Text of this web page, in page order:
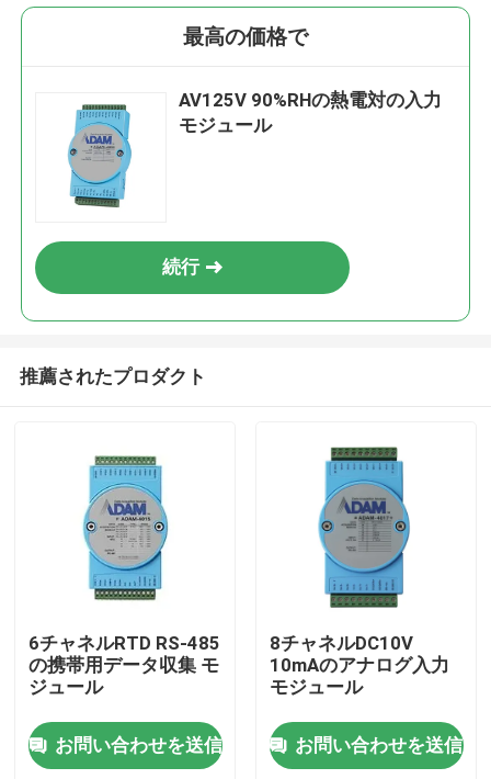
最高の価格で
AV125V 90%RHの熱電対の入力
モジュール
続行
推薦されたプロダクト
6チャネルRTD RS-485
の携帯用データ収集 モ
ジュール
お問い合わせを送信
8チャネルDC10V
10mAのアナログ入力
モジュール
お問い合わせを送信